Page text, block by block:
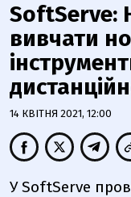
SoftServe:
вивчати
14 КВІТНЯ 2021, 12:00
У SoftServe